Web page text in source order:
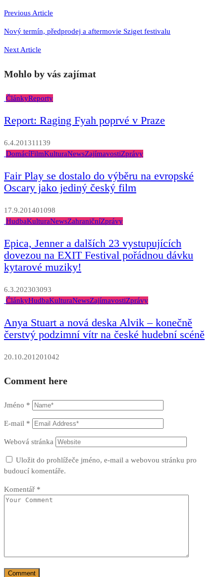
příspěvek
Previous Article
Nový termín, předprodej a aftermovie Sziget festivalu
Next Article
Mohlo by vás zajímat
ČlánkyReporty
Report: Raging Fyah poprvé v Praze
6.4.201311139
DomácíFilmKulturaNewsZajímavostiZprávy
Fair Play se dostalo do výběru na evropské
Oscary jako jediný český film
17.9.201401098
HudbaKulturaNewsZahraničníZprávy
Epica, Jenner a dalších 23 vystupujících
dovezou na EXIT Festival pořádnou dávku
kytarové muziky!
6.3.202303093
ČlánkyHudbaKulturaNewsZajímavostiZprávy
Anya Stuart a nová deska Alvik – konečně
čerstvý podzimní vítr na české hudební scéně
20.10.201201042
Comment here
Jméno *
E-mail *
Webová stránka
Uložit do prohlížeče jméno, e-mail a webovou stránku pro
budoucí komentáře.
Komentář *